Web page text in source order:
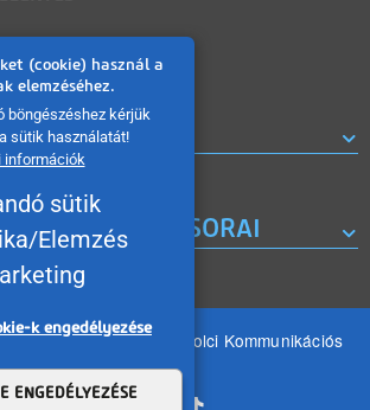
(cookie) használ a
elemzéséhez.
böngészéshez kérjük
sütik használatát!
információk
sütik
Elemzés
k engedélyezése
ENGEDÉLYEZÉSE
KORÁBBI MŰSORAI
2026 © MIKOM Miskolci Kommunikációs
Nonprofit Kft.